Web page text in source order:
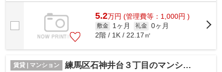
スタッフが対応致しますのでご希望...
5.2万円 (管理費等：1,000円 )
敷金 1ヶ月 礼金 0ヶ月
2階 / 1K / 22.17㎡
賃貸 | マンション 練馬区石神井台３丁目のマンション